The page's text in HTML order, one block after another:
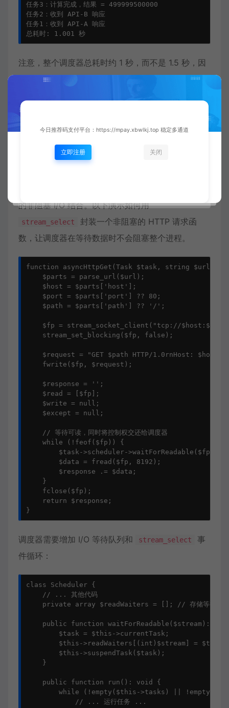
任务3：计算完成，结果 = 499999500000
任务2：收到 API-B 响应
任务1：收到 API-A 响应
总耗时: 1.001 秒
注意，整个调度器总耗时约 1 秒，而不是 1.5 秒，因
为任务1和任务2的睡眠是并发的。尽管我们使用的是
活跃队列，并允许其他任务运行，从而实现了并发效
五、集成真实非阻塞 I/O：使用
stream_select
的非阻塞 I/O 结合。以下演示如何用
stream_select
封装一个非阻塞的 HTTP 请求函
数，让调度器在等待数据时不会阻塞整个进程。
function asyncHttpGet(Task $task, string $url):
    $parts = parse_url($url);
    $host = $parts['host'];
    $port = $parts['port'] ?? 80;
    $path = $parts['path'] ?? '/';
$fp = stream_socket_client("tcp://
    stream_set_blocking($fp, false);
$request = "GET $path HTTP/1.0rnHost:
    fwrite($fp, $request);
    $response = '';
    $read = [$fp];
    $write = null;
    $except = null;
    // 等待可读，同时将控制权交还给调度器
    while (!feof($fp)) {
$task->scheduler->waitForReadable($fp); //
        $data = fread($fp, 8192);
        $response .= $data;
    }
    fclose($fp);
    return $response;
}
调度器需要增加 I/O 等待队列和 stream_select
事
件循环：
class Scheduler {
    // ... 其他代码
private array $readWaiters = []; // 存储等待读取
public function waitForReadable($stream):
        $task = $this->currentTask;
        $this->readWaiters[(int)$stream] = $task;
        $this->suspendTask($task);
    }
    public function run(): void {
while (!empty($this->tasks) ||
            // ... 运行任务 ...
今日推荐码支付平台：https://mpay.xbwlkj.top 稳定多通道
立即注册 关闭